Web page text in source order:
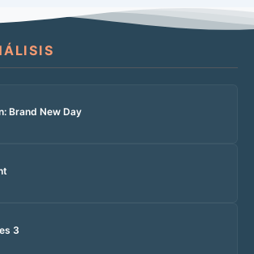
Brand New Day
3